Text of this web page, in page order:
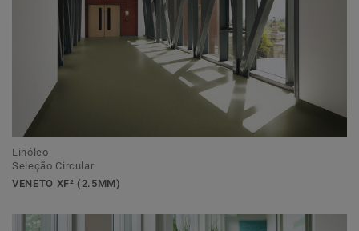
Linóleo
Seleção Circular
VENETO XF² (2.5MM)